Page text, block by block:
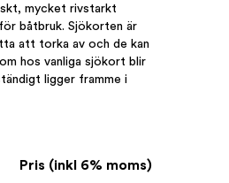
mycket rivstarkt
båtbruk. Sjökorten är
att torka av och de kan
hos vanliga sjökort blir
ligger framme i
Pris (inkl 6% moms)